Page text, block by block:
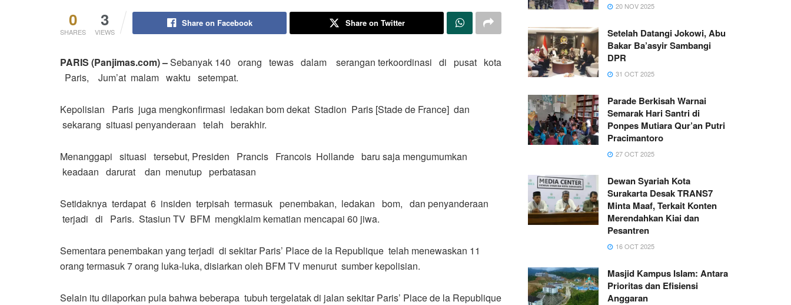
0
SHARES
3
VIEWS
Share on Facebook Share on Twitter
PARIS (Panjimas.com) –Sebanyak 140 orang tewas dalam serangan terkoordinasi di pusat kota
Paris, Jum’at malam waktu setempat.
Kepolisian Paris juga mengkonfirmasi ledakan bom dekat Stadion Paris [Stade de France] dan
sekarang situasi penyanderaan telah berakhir.
Menanggapi situasi tersebut, Presiden Prancis Francois Hollande baru saja mengumumkan
keadaan darurat dan menutup perbatasan
Setidaknya terdapat 6 insiden terpisah termasuk penembakan, ledakan bom, dan penyanderaan
terjadi di Paris. Stasiun TV BFM mengklaim kematian mencapai 60 jiwa.
Sementara penembakan yang terjadi di sekitar Paris’ Place de la Republique telah menewaskan 11
orang termasuk 7 orang luka-luka, disiarkan oleh BFM TV menurut sumber kepolisian.
Selain itu dilaporkan pula bahwa beberapa tubuh tergelatak di jalan sekitar Paris’ Place de la Republique
20 NOV 2025
Setelah Datangi Jokowi, Abu
Bakar Ba’asyir Sambangi
DPR
31 OCT 2025
Parade Berkisah Warnai
Semarak Hari Santri di
Ponpes Mutiara Qur’an Putri
Pracimantoro
27 OCT 2025
Dewan Syariah Kota
Surakarta Desak TRANS7
Minta Maaf, Terkait Konten
Merendahkan Kiai dan
Pesantren
16 OCT 2025
Masjid Kampus Islam: Antara
Prioritas dan Efisiensi
Anggaran